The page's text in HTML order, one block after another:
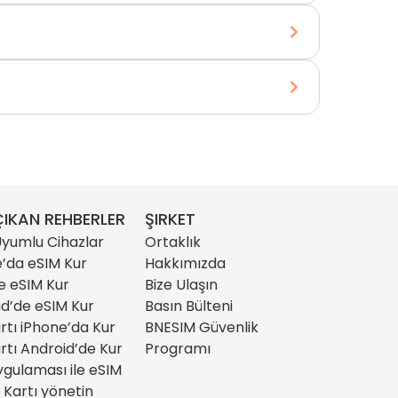
REHBERLER
Cihazlar
eSIM Kur
eSIM Kur
eSIM Kur
iPhone’da Kur
Android’de Kur
ile eSIM
Kartı yönetin
ŞIRKET
Ortaklık
Hakkımızda
Bize Ulaşın
Basın Bülteni
BNESIM Güvenlik
Programı